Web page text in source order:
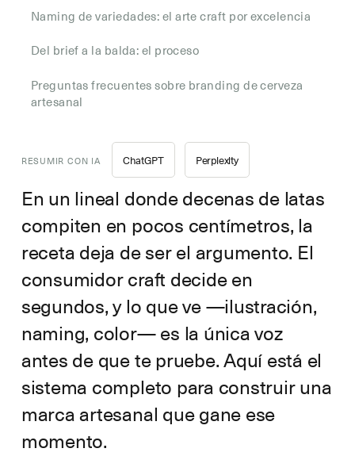
Naming de variedades: el arte craft por excelencia
Del brief a la balda: el proceso
Preguntas frecuentes sobre branding de cerveza
artesanal
RESUMIR CON IA ChatGPT Perplexity
En un lineal donde decenas de latas
compiten en pocos centímetros, la
receta deja de ser el argumento. El
consumidor craft decide en
segundos, y lo que ve —ilustración,
naming, color— es la única voz
antes de que te pruebe. Aquí está el
sistema completo para construir una
marca artesanal que gane ese
momento.